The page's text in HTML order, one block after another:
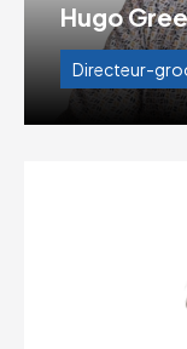
Hugo
Directeur-